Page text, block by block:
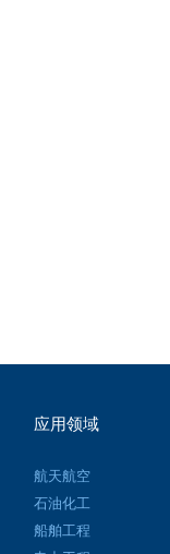
应用领域
航天航空
石油化工
船舶工程